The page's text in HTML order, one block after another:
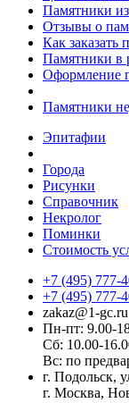
Памятники из
Отзывы о
Как заказать
Памятники в
Оформление
Памятники
Эпитафии
Города
Рисунки
Справочник
Некролог
Поминки
Стоимость
+7 (495) 777-
+7 (495) 777-
zakaz@1-gc.ru
Пн-пт: 9.00-
Сб: 10.00-
Вс: по
г. Подольск,
г. Москва,